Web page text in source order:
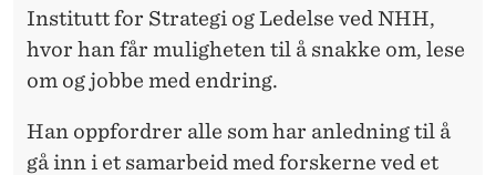
Institutt for Strategi og Ledelse ved NHH,
hvor han får muligheten til å snakke om, lese
om og jobbe med endring.
Han oppfordrer alle som har anledning til å
gå inn i et samarbeid med forskerne ved et